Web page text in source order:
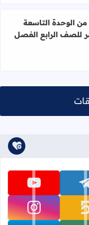
من الوحدة التاسعة وحتى
الوحدة التاسعة
للصف الرابع الفصل
تابعنا على telegram تابعنا على youtube
تابعنا على khamsat تابعنا على instagram